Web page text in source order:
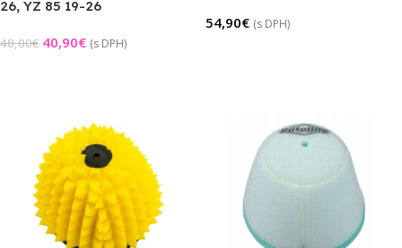
26, YZ 85 19-26
48,00€ 40,90€ (s DPH)
54,90€ (s DPH)